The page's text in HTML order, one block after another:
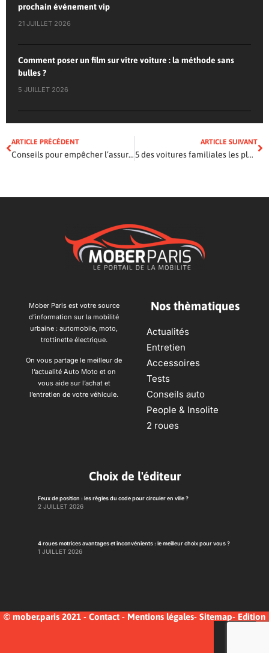
prochain événement vip
21 JUILLET 2026
Comment poser un film sur vitre voiture : la méthode sans
bulles ?
5 JUILLET 2026
ARTICLE PRÉCÉDENT
Conseils pour empêcher l’assurance automobile de votre adolescent de ruiner votre budget
ARTICLE SUIVANT
5 des voitures familiales les plus sûres sur la route
Mober Paris est votre source
d’information sur la mobilité
urbaine : automobile, moto,
trottinette électrique.
On vous partage le meilleur de
l’actualité Auto Moto et on
vous aide sur l’achat et
l’entretien de votre véhicule.
Nos thèmatiques
Actualités
Entretien
Accessoires
Tests
Conseils auto
People & Insolite
2 roues
Choix de l'éditeur
Feux de position : les règles du code pour circuler en ville ?
2 JUILLET 2026
4 roues motrices avantages et inconvénients : le meilleur choix pour vous ?
1 JUILLET 2026
© mober.paris 2021 - Contact - Mentions légales- Sitemap- Edition